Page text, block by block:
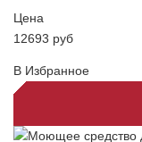
Цена
12693 руб
В Избранное